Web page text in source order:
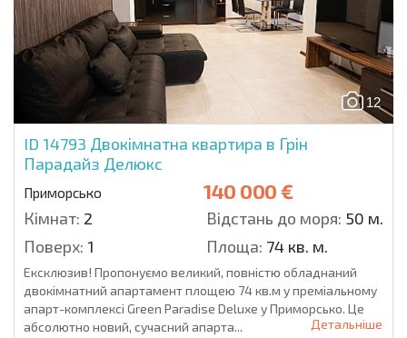
12
ID 14793 Двокімнатна квартира в Грін
Парадайз Делюкс
Приморсько 140 000 €
Кімнат: 2 Відстань до моря: 50 м.
Поверх: 1 Площа: 74 кв. м.
Ексклюзив! Пропонуємо великий, повністю обладнаний
двокімнатний апартамент площею 74 кв.м у преміальному
апарт-комплексі Green Paradise Deluxe у Приморсько. Це
абсолютно новий, сучасний апарта...
Детальніше